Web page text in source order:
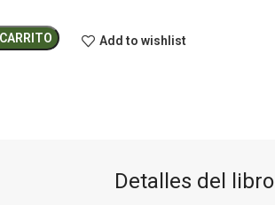
Add to wishlist
Detalles del libro